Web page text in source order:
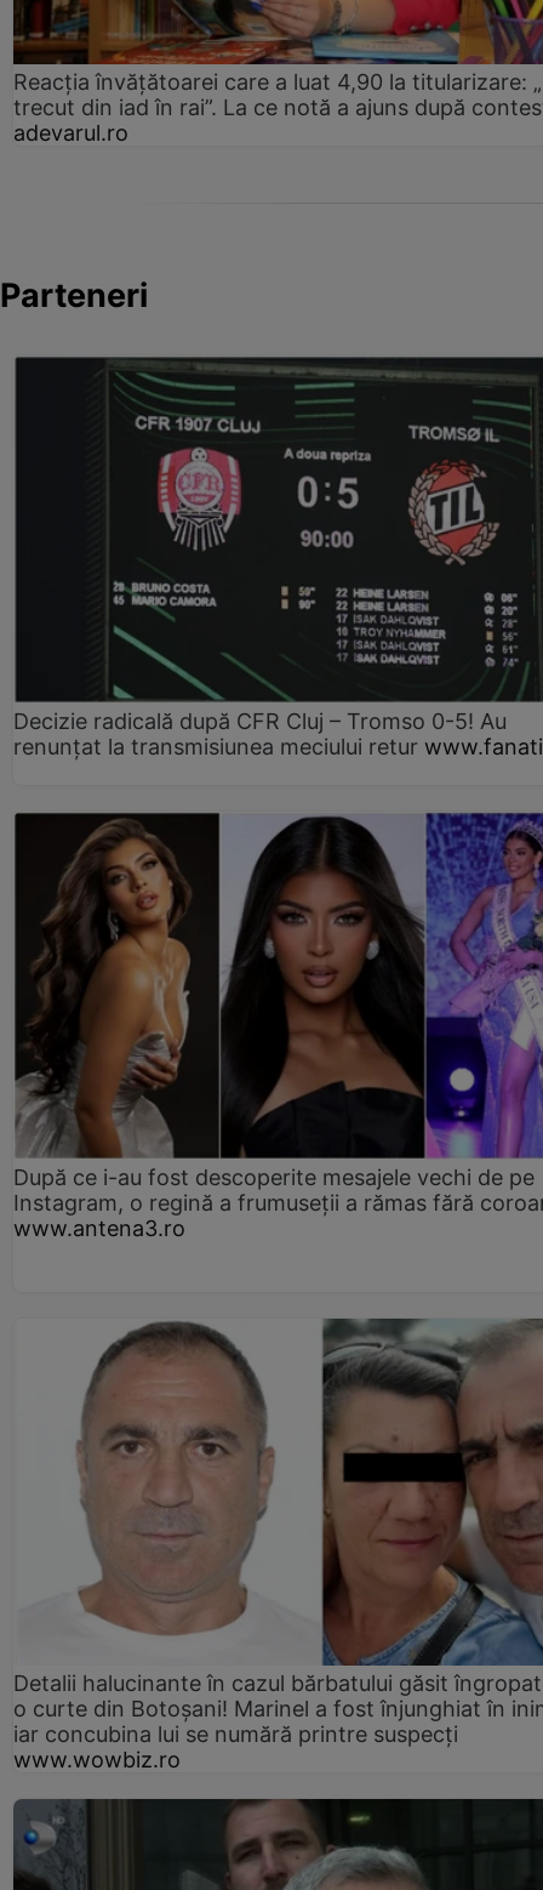
Reacția învățătoarei care a luat 4,90 la titularizare:
trecut din iad în rai”. La ce notă a ajuns după
adevarul.ro
Parteneri
Decizie radicală după CFR Cluj – Tromso 0-5! Au
renunțat la transmisiunea meciului retur
După ce i-au fost descoperite mesajele vechi de pe
Instagram, o regină a frumuseții a rămas fără
www.antena3.ro
Detalii halucinante în cazul bărbatului găsit
o curte din Botoșani! Marinel a fost înjunghiat în
iar concubina lui se numără printre suspecți
www.wowbiz.ro